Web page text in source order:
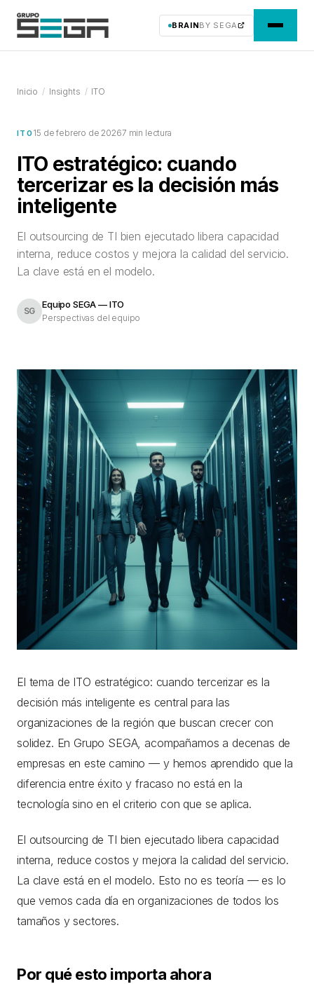
BRAINBY SEGA
Inicio / Insights / ITO
ITO 15 de febrero de 20267 min lectura
ITO estratégico: cuando
tercerizar es la decisión más
inteligente
El outsourcing de TI bien ejecutado libera capacidad
interna, reduce costos y mejora la calidad del servicio.
La clave está en el modelo.
SG
Equipo SEGA — ITO
Perspectivas del equipo
El tema de ITO estratégico: cuando tercerizar es la
decisión más inteligente es central para las
organizaciones de la región que buscan crecer con
solidez. En Grupo SEGA, acompañamos a decenas de
empresas en este camino — y hemos aprendido que la
diferencia entre éxito y fracaso no está en la
tecnología sino en el criterio con que se aplica.
El outsourcing de TI bien ejecutado libera capacidad
interna, reduce costos y mejora la calidad del servicio.
La clave está en el modelo. Esto no es teoría — es lo
que vemos cada día en organizaciones de todos los
tamaños y sectores.
Por qué esto importa ahora